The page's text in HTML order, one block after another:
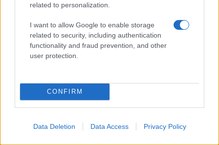
related to personalization.
I want to allow Google to enable storage
related to security, including authentication
functionality and fraud prevention, and other
user protection.
CONFIRM
Data Deletion Data Access Privacy Policy
Αυστραλία: Η Αρχιεπισκοπή καλεί τους ομογενείς
3/08/2026 - 3:04μμ